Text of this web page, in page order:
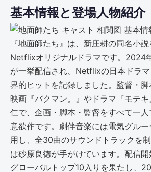
基本情報と登場人物紹介
『地面師たち』は、新庄耕の同名小
Netflixオリジナルドラマです。2024
が一挙配信され、Netflixの日本ドラ
界的ヒットを記録しました。監督・
映画『バクマン。』やドラマ『モテ
仁で、企画・脚本・監督をすべて一人
意欲作です。劇伴音楽には電気グル
用し、全30曲のサウンドトラックを
は砂原良徳が手がけています。配信
グローバルトップ10入りを果たし、